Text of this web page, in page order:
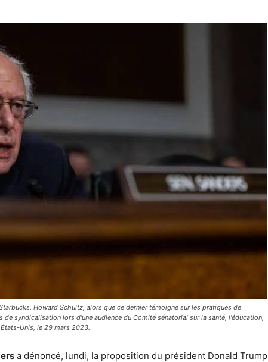
Howard Schultz, alors que ce dernier témoigne sur les pratiques de
syndicalisation lors d'une audience du Comité sénatorial sur la santé, l'éducation,
Unis, le 29 mars 2023.
a dénoncé, lundi, la proposition du président Donald Trump